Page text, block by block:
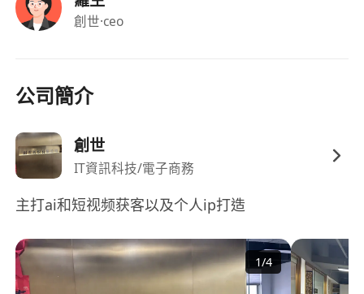
福利
提供全面入職培訓及持續銷售技巧提升課程，涵
彈性工作安排，部分職位支援混合辦公模式，兼
創世·ceo
公司簡介
創世
IT資訊科技/電子商務
主打ai和短视频获客以及个人ip打造
1/4